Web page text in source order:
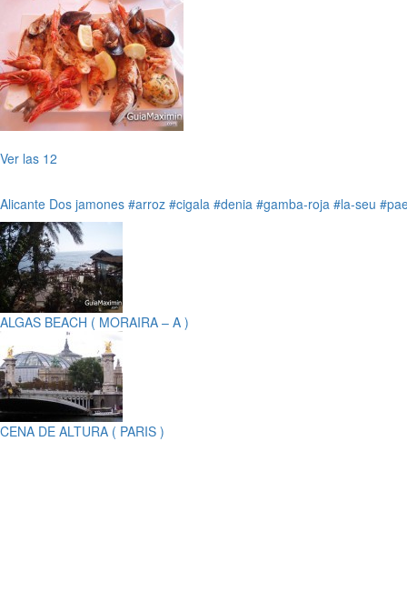
Ver las 12
Alicante Dos jamones #arroz #cigala #denia #gamba-roja #la-seu
ALGAS BEACH ( MORAIRA – A )
CENA DE ALTURA ( PARIS )